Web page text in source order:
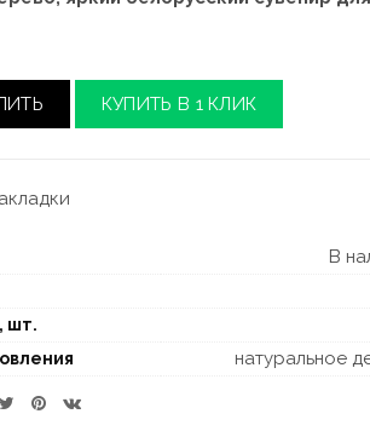
КУПИТЬ В 1 КЛИК
В
шт.
натуральное